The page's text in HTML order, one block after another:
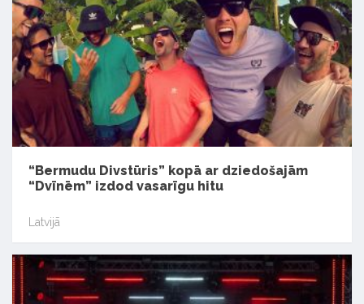
“Bermudu Divstūris” kopā ar dziedošajām
“Dvīnēm” izdod vasarīgu hitu
Latvijā